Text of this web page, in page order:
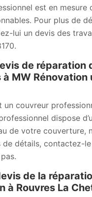
est en
Pour plus de
lui un devis des
de réparation
MW
un couvreur
dispose
de votre couverture,
de détails, contactez-
de la
à Rouvres La